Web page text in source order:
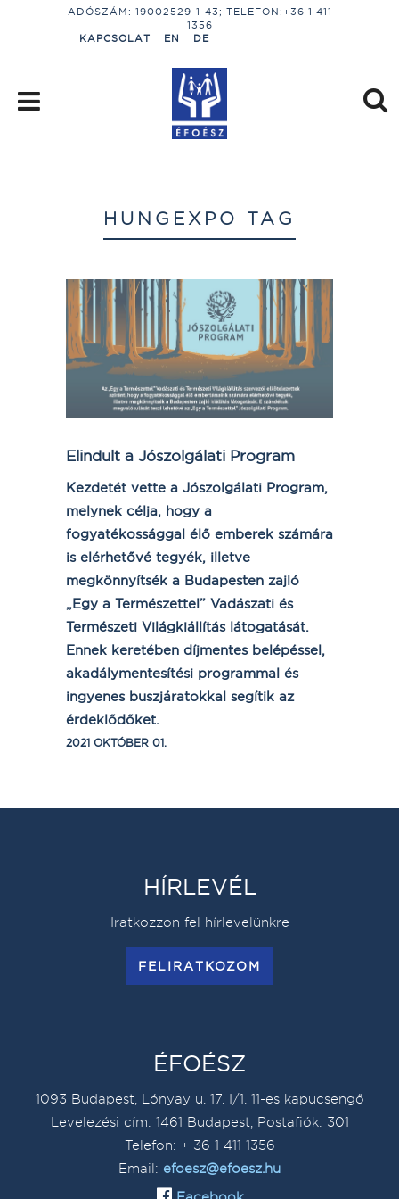
ADÓSZÁM: 19002529-1-43; TELEFON:+36 1 411
1356
KAPCSOLAT
EN DE
HUNGEXPO TAG
Elindult a Jószolgálati Program
Kezdetét vette a Jószolgálati Program,
melynek célja, hogy a
fogyatékossággal élő emberek számára
is elérhetővé tegyék, illetve
megkönnyítsék a Budapesten zajló
„Egy a Természettel” Vadászati és
Természeti Világkiállítás látogatását.
Ennek keretében díjmentes belépéssel,
akadálymentesítési programmal és
ingyenes buszjáratokkal segítik az
érdeklődőket.
2021 OKTÓBER 01.
HÍRLEVÉL
Iratkozzon fel hírlevelünkre
FELIRATKOZOM
ÉFOÉSZ
1093 Budapest, Lónyay u. 17. I/1. 11-es kapucsengő
Levelezési cím: 1461 Budapest, Postafiók: 301
Telefon: + 36 1 411 1356
Email: efoesz@efoesz.hu